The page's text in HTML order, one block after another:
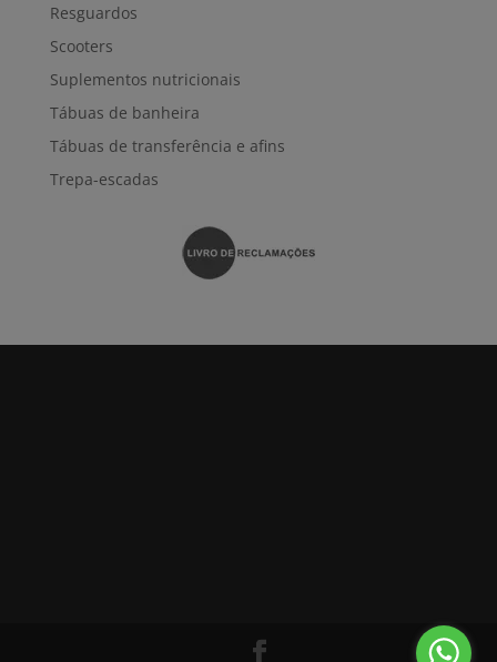
Resguardos
Scooters
Suplementos nutricionais
Tábuas de banheira
Tábuas de transferência e afins
Trepa-escadas